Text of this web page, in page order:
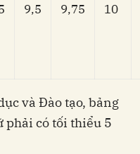
9,5 9,75 10
và Đào tạo, bảng
phải có tối thiểu 5